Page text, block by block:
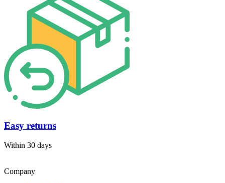
Easy returns
Within 30 days
Company